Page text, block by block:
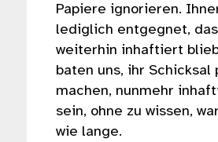
Papiere ignorieren.
lediglich entgegnet,
weiterhin inhaftiert
baten uns, ihr Schicksal
machen, nunmehr
sein, ohne zu wissen,
wie lange.